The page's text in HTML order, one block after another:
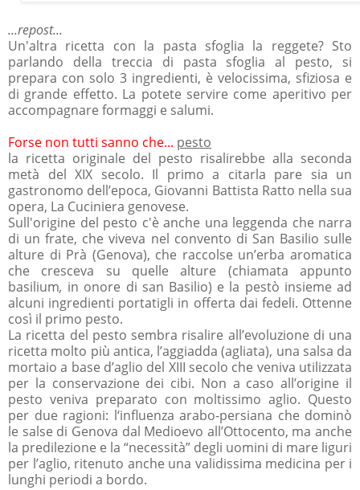
...repost...
Un'altra ricetta con la pasta sfoglia la reggete? Sto
parlando della treccia di pasta sfoglia al pesto, si
prepara con solo 3 ingredienti, è velocissima, sfiziosa e
di grande effetto. La potete servire come aperitivo per
accompagnare formaggi e salumi.
Forse non tutti sanno che... pesto
la ricetta originale del pesto risalirebbe alla seconda
metà del XIX secolo. Il primo a citarla pare sia un
gastronomo dell’epoca, Giovanni Battista Ratto nella sua
opera, La Cuciniera genovese.
Sull'origine del pesto c'è anche una leggenda che narra
di un frate, che viveva nel convento di San Basilio sulle
alture di Prà (Genova), che raccolse un’erba aromatica
che cresceva su quelle alture (chiamata appunto
basilium, in onore di san Basilio) e la pestò insieme ad
alcuni ingredienti portatigli in offerta dai fedeli. Ottenne
così il primo pesto.
La ricetta del pesto sembra risalire all’evoluzione di una
ricetta molto più antica, l’aggiadda (agliata), una salsa da
mortaio a base d’aglio del XIII secolo che veniva utilizzata
per la conservazione dei cibi. Non a caso all’origine il
pesto veniva preparato con moltissimo aglio. Questo
per due ragioni: l‘influenza arabo-persiana che dominò
le salse di Genova dal Medioevo all’Ottocento, ma anche
la predilezione e la “necessità” degli uomini di mare liguri
per l’aglio, ritenuto anche una validissima medicina per i
lunghi periodi a bordo.